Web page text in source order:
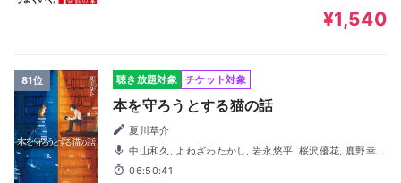
¥1,540
81位 聴き放題対象 チケット対象
本を守ろうとする猫の話
夏川草介
中山和久, よねざわたかし, 岩永悠平, 桜沢優花, 鹿野幸
成, 河原冬真, 保坂俊行, 夏怜, 桑原佑実
06:50:41